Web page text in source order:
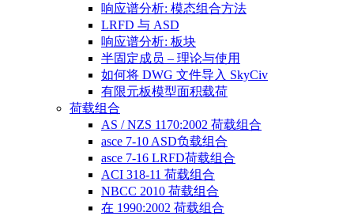
响应谱分析: 模态组合方法
LRFD 与 ASD
响应谱分析: 板块
半固定成员 – 理论与使用
如何将 DWG 文件导入 SkyCiv
有限元板模型面积载荷
荷载组合
AS / NZS 1170:2002 荷载组合
asce 7-10 ASD负载组合
asce 7-16 LRFD荷载组合
ACI 318-11 荷载组合
NBCC 2010 荷载组合
在 1990:2002 荷载组合